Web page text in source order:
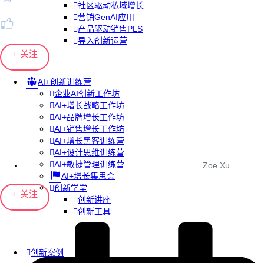
社区驱动私域增长
营销GenAI应用
产品驱动销售PLS
导入创新运营
AI+创新训练营
企业AI创新工作坊
AI+增长战略工作坊
AI+品牌增长工作坊
AI+销售增长工作坊
AI+增长黑客训练营
AI+设计思维训练营
AI+敏捷管理训练营
AI+增长集思会
创新学堂
创新讲座
创新工具
创新案例
+ 关注
Zoe Xu
+ 关注